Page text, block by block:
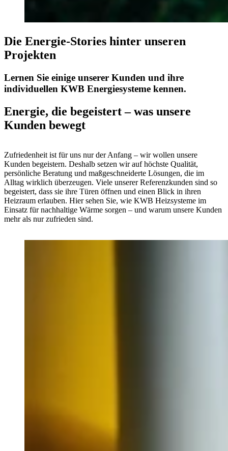
Die Energie-Stories hinter unseren
Projekten
Lernen Sie einige unserer Kunden und ihre
individuellen KWB Energiesysteme kennen.
Energie, die begeistert – was unsere
Kunden bewegt
Zufriedenheit ist für uns nur der Anfang – wir wollen unsere
Kunden begeistern. Deshalb setzen wir auf höchste Qualität,
persönliche Beratung und maßgeschneiderte Lösungen, die im
Alltag wirklich überzeugen. Viele unserer Referenzkunden sind so
begeistert, dass sie ihre Türen öffnen und einen Blick in ihren
Heizraum erlauben. Hier sehen Sie, wie KWB Heizsysteme im
Einsatz für nachhaltige Wärme sorgen – und warum unsere Kunden
mehr als nur zufrieden sind.